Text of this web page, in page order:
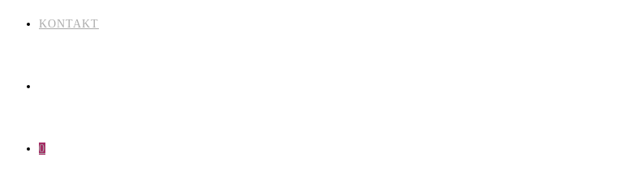
KONTAKT
0